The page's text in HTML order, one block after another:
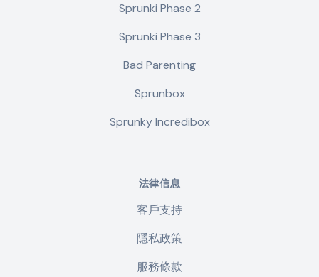
Sprunki Phase 2
Sprunki Phase 3
Bad Parenting
Sprunbox
Sprunky Incredibox
法律信息
客戶支持
隱私政策
服務條款